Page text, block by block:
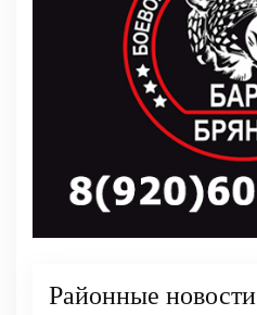
Районные новости